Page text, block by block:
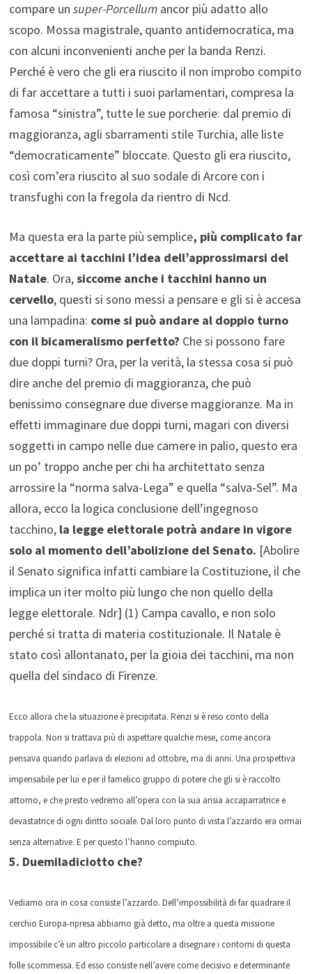
compare un super-Porcellumancor più adatto allo
scopo. Mossa magistrale, quanto antidemocratica, ma
con alcuni inconvenienti anche per la banda Renzi.
Perché è vero che gli era riuscito il non improbo compito
di far accettare a tutti i suoi parlamentari, compresa la
famosa “sinistra”, tutte le sue porcherie: dal premio di
maggioranza, agli sbarramenti stile Turchia, alle liste
“democraticamente” bloccate. Questo gli era riuscito,
così com’era riuscito al suo sodale di Arcore con i
transfughi con la fregola da rientro di Ncd.
Ma questa era la parte più semplice, più complicato far
accettare ai tacchini l’idea dell’approssimarsi del
Natale. Ora,siccome anche i tacchini hanno un
cervello, questi si sono messi a pensare e gli si è accesa
una lampadina: come si può andare al doppio turno
con il bicameralismo perfetto? Che si possono fare
due doppi turni? Ora, per la verità, la stessa cosa si può
dire anche del premio di maggioranza, che può
benissimo consegnare due diverse maggioranze. Ma in
effetti immaginare due doppi turni, magari con diversi
soggetti in campo nelle due camere in palio, questo era
un po’ troppo anche per chi ha architettato senza
arrossire la “norma salva-Lega” e quella “salva-Sel”. Ma
allora, ecco la logica conclusione dell’ingegnoso
tacchino, la legge elettorale potrà andare in vigore
solo al momento dell’abolizione del Senato. [Abolire
il Senato significa infatti cambiare la Costituzione, il che
implica un iter molto più lungo che non quello della
legge elettorale. Ndr] (1) Campa cavallo, e non solo
perché si tratta di materia costituzionale. Il Natale è
stato così allontanato, per la gioia dei tacchini, ma non
quella del sindaco di Firenze.
Ecco allora che la situazione è precipitata. Renzi si è reso conto della
trappola. Non si trattava più di aspettare qualche mese, come ancora
pensava quando parlava di elezioni ad ottobre, ma di anni. Una prospettiva
impensabile per lui e per il famelico gruppo di potere che gli si è raccolto
attorno, e che presto vedremo all’opera con la sua ansia accaparratrice e
devastatrice di ogni diritto sociale. Dal loro punto di vista l’azzardo era ormai
senza alternative. E per questo l’hanno compiuto.
5. Duemiladiciotto che?
Vediamo ora in cosa consiste l’azzardo. Dell’impossibilità di far quadrare il
cerchio Europa-ripresa abbiamo già detto, ma oltre a questa missione
impossibile c’è un altro piccolo particolare a disegnare i contorni di questa
folle scommessa. Ed esso consiste nell’avere come decisivo e determinante